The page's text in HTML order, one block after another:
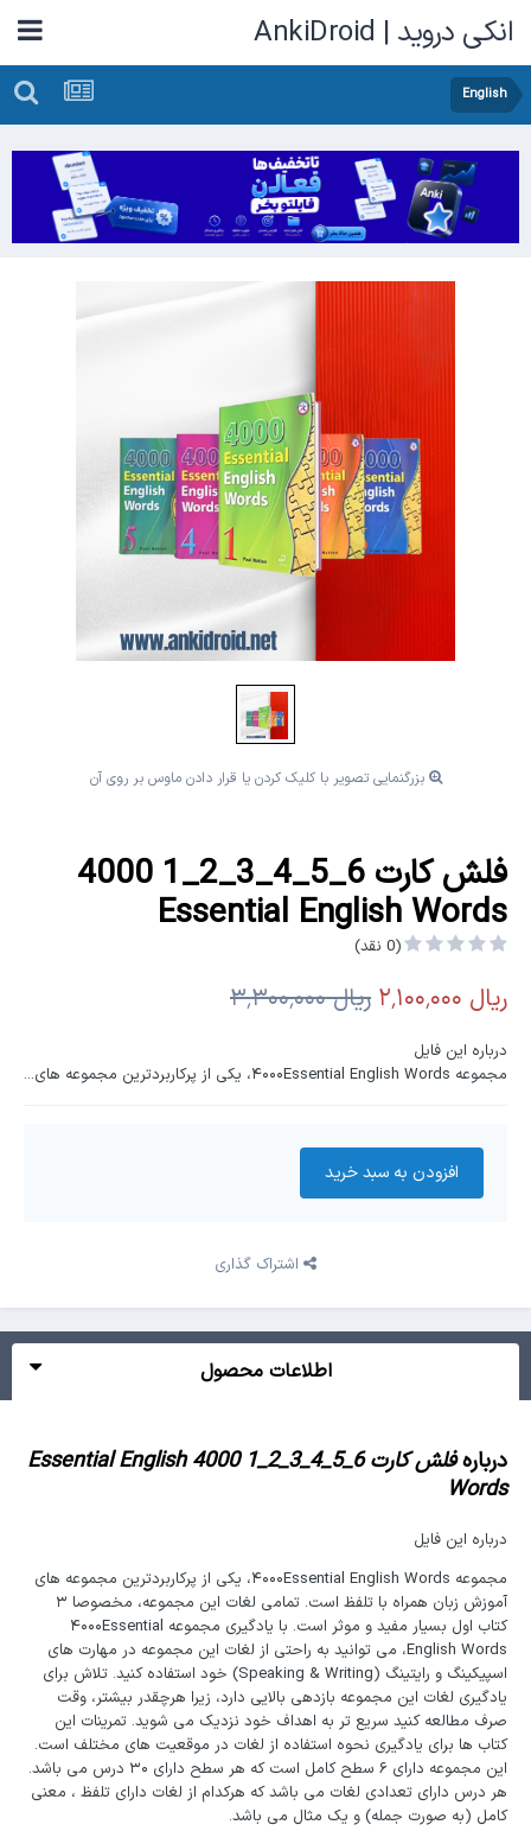
انکی دروید | AnkiDroid
English
بزرگنمایی تصویر با کلیک کردن یا قرار دادن ماوس بر روی آن
فلش کارت 6_5_4_3_2_1 4000
Essential English Words
(0 نقد)
درباره این فایل
مجموعه ۴۰۰۰Essential English Words، یکی از پرکاربردترین مجموعه های...
افزودن به سبد‌ خرید
اشتراک گذاری
اطلاعات محصول
درباره
فلش کارت 6_5_4_3_2_1 4000 Essential English
Words
درباره این فایل
مجموعه ۴۰۰۰Essential English Words، یکی از پرکاربردترین مجموعه های
آموزش زبان همراه با تلفظ است. تمامی لغات این مجموعه، مخصوصا ۳
کتاب اول بسیار مفید و موثر است. با یادگیری مجموعه ۴۰۰۰Essential
English Words، می توانید به راحتی از لغات این مجموعه در مهارت های
اسپیکینگ و رایتینگ (Speaking & Writing) خود استفاده کنید. تلاش برای
یادگیری لغات این مجموعه بازدهی بالایی دارد، زیرا هرچقدر بیشتر، وقت
صرف مطالعه کنید سریع تر به اهداف خود نزدیک می شوید. تمرینات این
کتاب ها برای یادگیری نحوه استفاده از لغات در موقعیت های مختلف است.
این مجموعه دارای ۶ سطح کامل است که هر سطح دارای ۳۰ درس می باشد.
هر درس دارای تعدادی لغات می باشد که هرکدام از لغات دارای تلفظ ، معنی
کامل (به صورت جمله) و یک مثال می باشد.